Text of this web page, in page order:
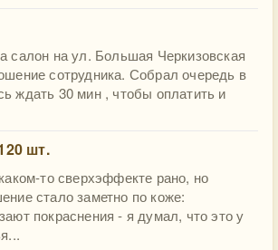
салон на ул. Большая Черкизовская
сотрудника. Собрал очередь в
ждать 30 мин , чтобы оплатить и
шт.
то сверхэффекте рано, но
стало заметно по коже:
покраснения - я думал, что это у